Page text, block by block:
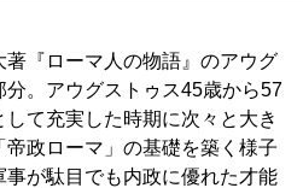
著『ローマ人の物語』のアウグ
分。アウグストゥス45歳から57
て充実した時期に次々と大き
帝政ローマ」の基礎を築く様子
事が駄目でも内政に優れた才能